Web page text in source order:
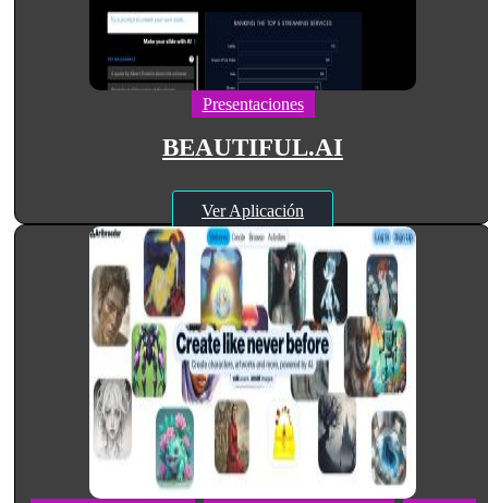
Presentaciones
BEAUTIFUL.AI
Ver Aplicación